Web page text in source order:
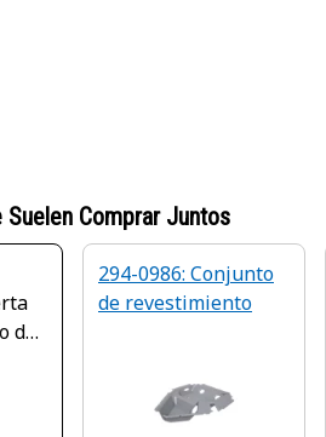
Suelen Comprar Juntos
de
294-0986: Conjunto
de revestimiento